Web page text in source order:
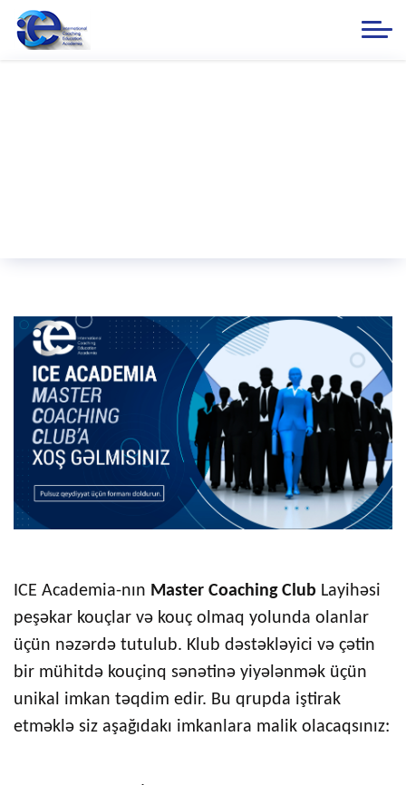
ICE Academia-nın Master Coaching Club Layihəsi
peşəkar kouçlar və kouç olmaq yolunda olanlar
üçün nəzərdə tutulub. Klub dəstəkləyici və çətin
bir mühitdə kouçinq sənətinə yiyələnmək üçün
unikal imkan təqdim edir. Bu qrupda iştirak
etməklə siz aşağıdakı imkanlara malik olacaqsınız: